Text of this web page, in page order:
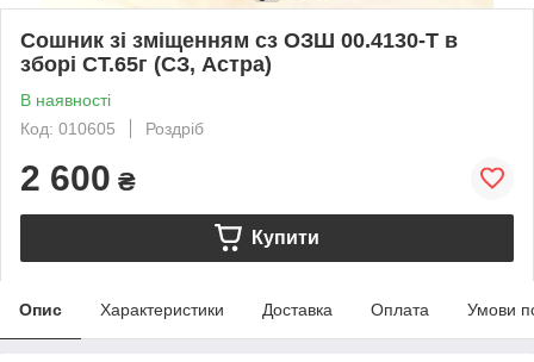
Сошник зі зміщенням сз ОЗШ 00.4130-Т в
зборі СТ.65г (СЗ, Астра)
В наявності
Код: 010605
Роздріб
2 600 ₴
Купити
Опис Характеристики Доставка Оплата Умови